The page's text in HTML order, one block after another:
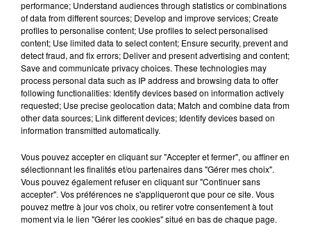
7 août 2026
LA CENTRALE NUCLÉAIRE DE CHOOZ
TOUJOURS À L'ARRÊT
Cela fait déjà une semaine que la centrale
nucléaire ardennaise est à l'arrêt. Une situation
justifiée par la sécheresse intense qui est toujours
présente.
7 août 2026
LE MAGASIN JOUÉCLUB DE REIMS FERME
SES PORTES
C'était l'une des institutions du centre-ville
performance; Understand audiences through statistics or combinations
of data from different sources; Develop and improve services; Create
profiles to personalise content; Use profiles to select personalised
content; Use limited data to select content; Ensure security, prevent and
detect fraud, and fix errors; Deliver and present advertising and content;
Save and communicate privacy choices. These technologies may
process personal data such as IP address and browsing data to offer
following functionalities: Identify devices based on information actively
requested; Use precise geolocation data; Match and combine data from
other data sources; Link different devices; Identify devices based on
information transmitted automatically.
Vous pouvez accepter en cliquant sur "Accepter et fermer", ou affiner en
sélectionnant les finalités et/ou partenaires dans "Gérer mes choix".
Vous pouvez également refuser en cliquant sur "Continuer sans
accepter". Vos préférences ne s'appliqueront que pour ce site. Vous
pouvez mettre à jour vos choix, ou retirer votre consentement à tout
moment via le lien "Gérer les cookies" situé en bas de chaque page.